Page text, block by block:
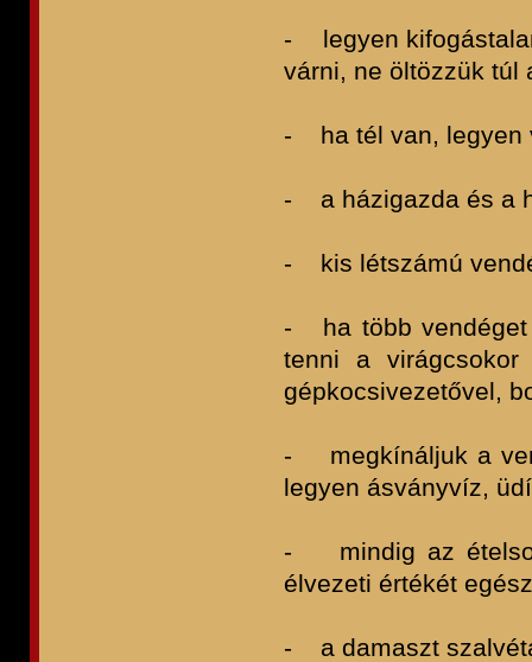
- legyen
várni, ne öltözzük túl
- ha tél van, legyen
- a házigazda és a
- kis létszámú
- ha több vendéget
tenni a
gépkocsivezetővel,
- megkínáljuk a
legyen ásványvíz,
- mindig az
élvezeti értékét
- a damaszt